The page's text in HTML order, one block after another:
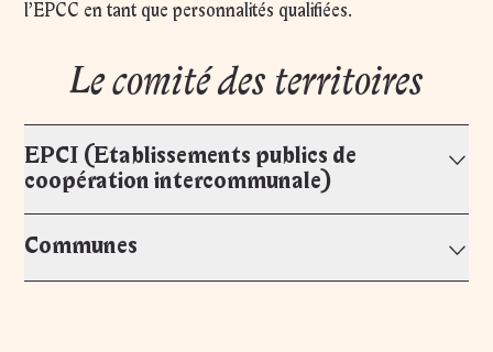
l’EPCC en tant que personnalités qualifiées.
Le comité des territoires
EPCI (Etablissements publics de
coopération intercommunale)
Communes